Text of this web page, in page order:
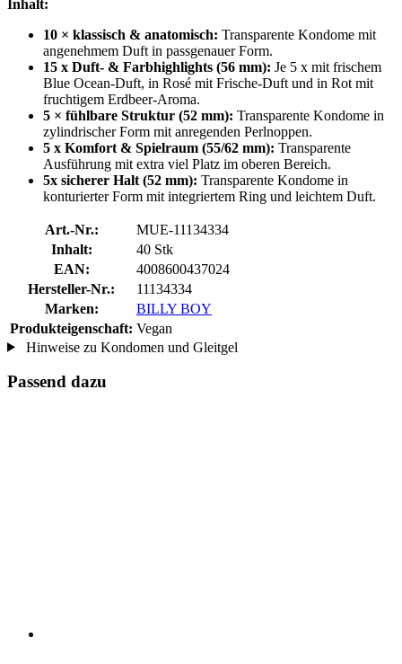
Inhalt:
10 × klassisch & anatomisch: Transparente Kondome mit
angenehmem Duft in passgenauer Form.
15 x Duft- & Farbhighlights (56 mm): Je 5 x mit frischem
Blue Ocean-Duft, in Rosé mit Frische-Duft und in Rot mit
fruchtigem Erdbeer-Aroma.
5 × fühlbare Struktur (52 mm): Transparente Kondome in
zylindrischer Form mit anregenden Perlnoppen.
5 x Komfort & Spielraum (55/62 mm): Transparente
Ausführung mit extra viel Platz im oberen Bereich.
5x sicherer Halt (52 mm): Transparente Kondome in
konturierter Form mit integriertem Ring und leichtem Duft.
Art.-Nr.:
MUE-11134334
Inhalt:
40 Stk
EAN:
4008600437024
Hersteller-Nr.:
11134334
Marken:
BILLY BOY
Produkteigenschaft: Vegan
Hinweise zu Kondomen und Gleitgel
Passend dazu